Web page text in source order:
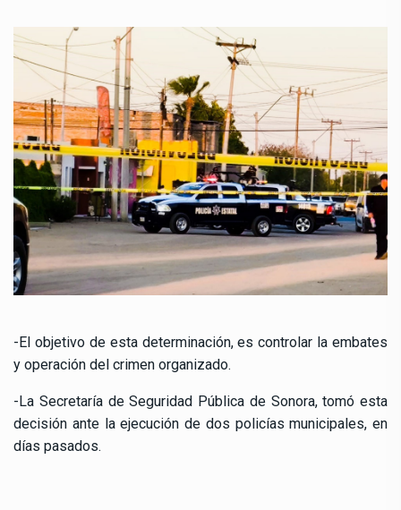
-El objetivo de esta determinación, es controlar la embates
y operación del crimen organizado.
-La Secretaría de Seguridad Pública de Sonora, tomó esta
decisión ante la ejecución de dos policías municipales, en
días pasados.